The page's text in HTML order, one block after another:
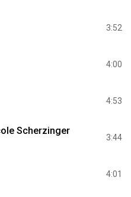
3:52
4:00
4:53
Scherzinger
3:44
4:01